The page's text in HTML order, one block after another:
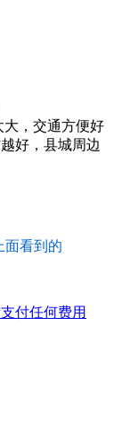
，交通方便好
好，县城周边
面看到的
付任何费用